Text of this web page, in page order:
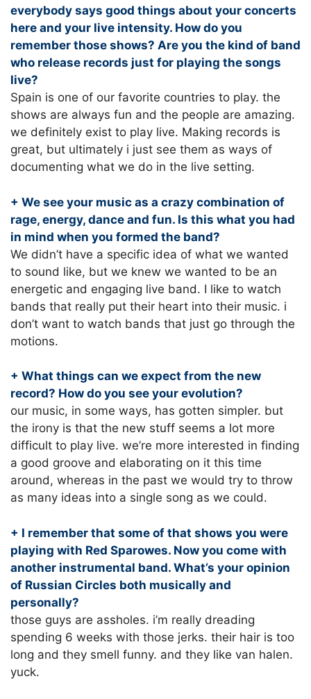
everybody says good things about your concerts
here and your live intensity. How do you
remember those shows? Are you the kind of band
who release records just for playing the songs
live?
Spain is one of our favorite countries to play. the
shows are always fun and the people are amazing.
we definitely exist to play live. Making records is
great, but ultimately i just see them as ways of
documenting what we do in the live setting.
+ We see your music as a crazy combination of
rage, energy, dance and fun. Is this what you had
in mind when you formed the band?
We didn’t have a specific idea of what we wanted
to sound like, but we knew we wanted to be an
energetic and engaging live band. I like to watch
bands that really put their heart into their music. i
don’t want to watch bands that just go through the
motions.
+ What things can we expect from the new
record? How do you see your evolution?
our music, in some ways, has gotten simpler. but
the irony is that the new stuff seems a lot more
difficult to play live. we’re more interested in finding
a good groove and elaborating on it this time
around, whereas in the past we would try to throw
as many ideas into a single song as we could.
+ I remember that some of that shows you were
playing with Red Sparowes. Now you come with
another instrumental band. What’s your opinion
of Russian Circles both musically and
personally?
those guys are assholes. i’m really dreading
spending 6 weeks with those jerks. their hair is too
long and they smell funny. and they like van halen.
yuck.